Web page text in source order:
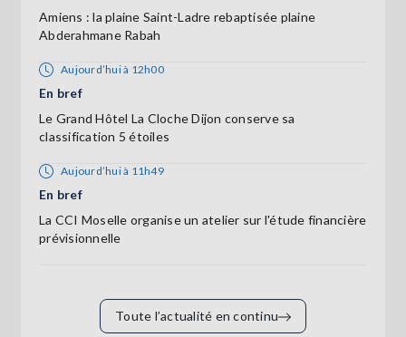
Amiens : la plaine Saint-Ladre rebaptisée plaine
Abderahmane Rabah
Aujourd’hui à 12h00
En bref
Le Grand Hôtel La Cloche Dijon conserve sa
classification 5 étoiles
Aujourd’hui à 11h49
En bref
La CCI Moselle organise un atelier sur l'étude financière
prévisionnelle
Toute l’actualité en continu